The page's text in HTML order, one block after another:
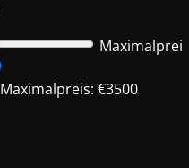
Maximalpreis
Maximalpreis: €3500